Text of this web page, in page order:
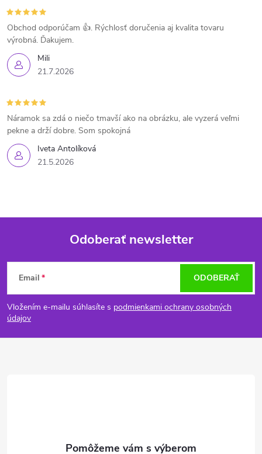
Mili
21.7.2026
Obchod odporúčam 👍. Rýchlosť doručenia aj kvalita tovaru
výrobná. Ďakujem.
Iveta Antolíková
21.5.2026
Náramok sa zdá o niečo tmavší ako na obrázku, ale vyzerá veľmi
pekne a drží dobre. Som spokojná
Z
á
p
Odoberať newsletter
Email
Vložením e-mailu súhlasíte s podmienkami ochrany osobných
údajov
ODOBERAŤ